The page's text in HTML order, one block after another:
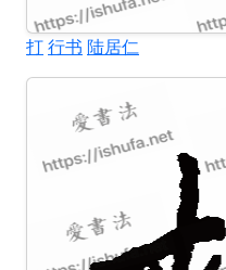
打行书 陆居仁